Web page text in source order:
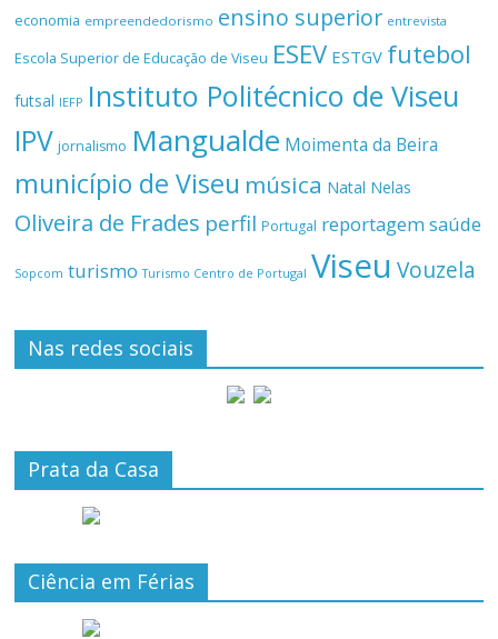
economia empreendedorismo ensino superior entrevista
Escola Superior de Educação de Viseu ESEV ESTGV futebol
futsal IEFP Instituto Politécnico de Viseu
IPV jornalismo Mangualde Moimenta da Beira
município de Viseu música Natal Nelas
Oliveira de Frades perfil Portugal reportagemsaúde
Sopcom turismo Turismo Centro de Portugal Viseu Vouzela
Nas redes sociais
Prata da Casa
Ciência em Férias